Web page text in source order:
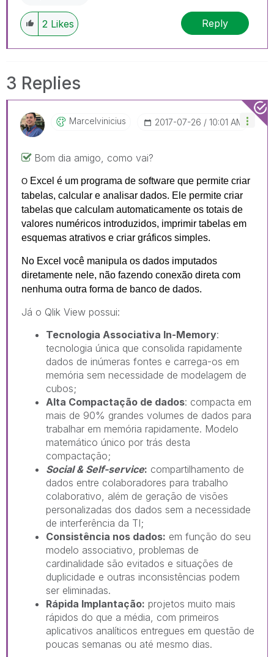
2 Likes Reply
3 Replies
Marcelvinicius ‎2017-07-26 10:01 AM
Bom dia amigo, como vai?
O Excel é um programa de software que permite criar
tabelas, calcular e analisar dados. Ele permite criar
tabelas que calculam automaticamente os totais de
valores numéricos introduzidos, imprimir tabelas em
esquemas atrativos e criar gráficos simples.
No Excel você manipula os dados imputados
diretamente nele, não fazendo conexão direta com
nenhuma outra forma de banco de dados.
Já o Qlik View possui:
Tecnologia Associativa In-Memory:
tecnologia única que consolida rapidamente
dados de inúmeras fontes e carrega-os em
memória sem necessidade de modelagem de
cubos;
Alta Compactação de dados: compacta em
mais de 90% grandes volumes de dados para
trabalhar em memória rapidamente. Modelo
matemático único por trás desta
compactação;
Social & Self-service: compartilhamento de
dados entre colaboradores para trabalho
colaborativo, além de geração de visões
personalizadas dos dados sem a necessidade
de interferência da TI;
Consistência nos dados: em função do seu
modelo associativo, problemas de
cardinalidade são evitados e situações de
duplicidade e outras inconsistências podem
ser eliminadas.
Rápida Implantação: projetos muito mais
rápidos do que a média, com primeiros
aplicativos analíticos entregues em questão de
poucas semanas ou até mesmo dias.